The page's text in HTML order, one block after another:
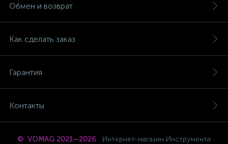
Обмен и возврат
Как сделать заказ
Гарантия
Контакты
© VOMAG 2021—2026
Интернет-магазин Инструмента